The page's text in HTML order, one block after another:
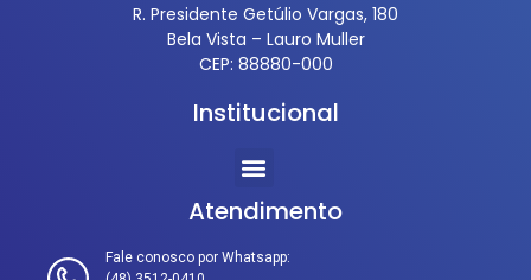
R. Presidente Getúlio Vargas, 180
Bela Vista – Lauro Muller
CEP: 88880-000
Institucional
Atendimento
Fale conosco por Whatsapp: